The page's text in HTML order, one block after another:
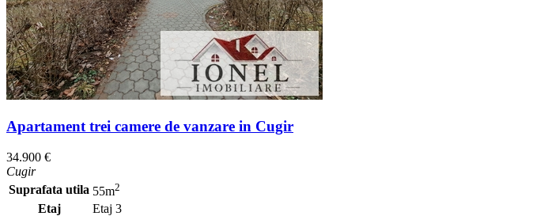
Apartament trei camere de vanzare in Cugir
34.900 €
Cugir
Suprafata utila 55m2
Etaj
Etaj 3